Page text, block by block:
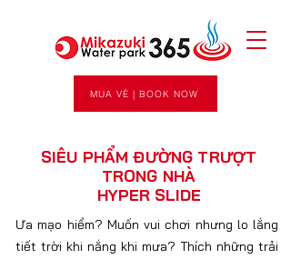
MUA VÉ | BOOK NOW
SIÊU PHẨM ĐƯỜNG TRƯỢT
TRONG NHÀ
HYPER SLIDE
Ưa mạo hiểm? Muốn vui chơi nhưng lo lắng
tiết trời khi nắng khi mưa? Thích những trải